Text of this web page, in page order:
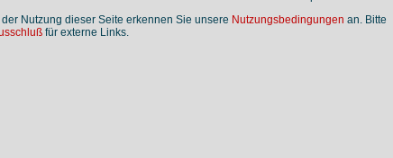
der Nutzung dieser Seite erkennen Sie unsere Nutzungsbedingungen an. Bitte
für externe Links.